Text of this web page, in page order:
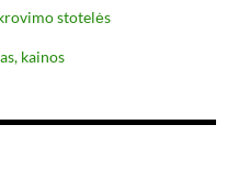
stotelės
kainos